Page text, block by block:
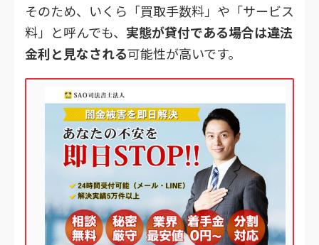
そのため、いくら「買取手数料」や「サービス
料」と呼んでも、 実態が貸付である場合は違法
金利と見なされる可能性が高いです。